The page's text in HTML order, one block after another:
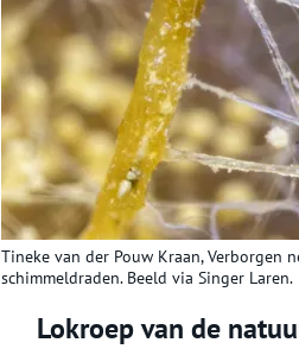
Tineke van der Pouw Kraan, Verborgen
schimmeldraden. Beeld via Singer Laren.
Lokroep van de